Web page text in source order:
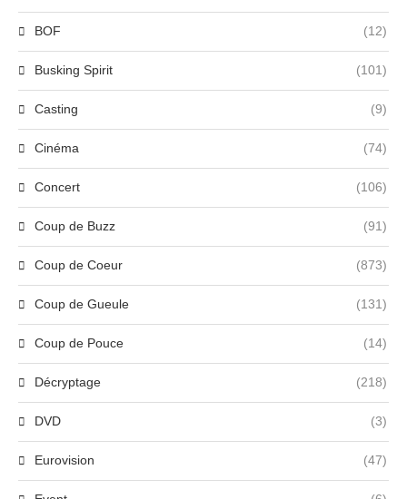
BOF (12)
Busking Spirit (101)
Casting (9)
Cinéma (74)
Concert (106)
Coup de Buzz (91)
Coup de Coeur (873)
Coup de Gueule (131)
Coup de Pouce (14)
Décryptage (218)
DVD (3)
Eurovision (47)